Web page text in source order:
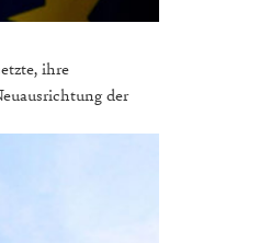
ihre
der